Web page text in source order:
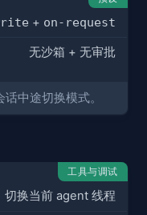
+ on-request
无沙箱 + 无审批
话中途切换模式。
工具与调试
切换当前 agent 线程